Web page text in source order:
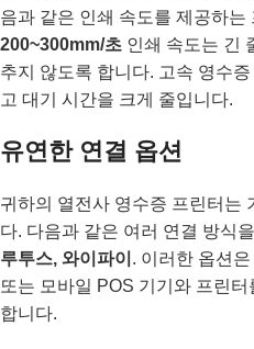
음과 같은 인쇄 속도를 제공하는
200~300mm/초 인쇄 속도는 긴
추지 않도록 합니다. 고속 영수
고 대기 시간을 크게 줄입니다.
유연한 연결 옵션
귀하의 열전사 영수증 프린터는
다. 다음과 같은 여러 연결 방식
루투스, 와이파이 . 이러한 옵션
또는 모바일 POS 기기와 프린
합니다.